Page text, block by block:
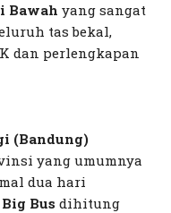
Bawah yang sangat
tas bekal,
dan perlengkapan
(Bandung)
yang umumnya
dua hari
Bus dihitung